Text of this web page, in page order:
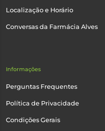
Localização e Horário
Conversas da Farmácia Alves
Informações
Perguntas Frequentes
Política de Privacidade
Condições Gerais